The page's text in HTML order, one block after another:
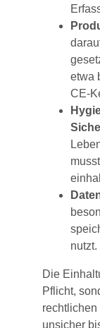
etwa
CE-
nutzt.
Die
Pflicht,
unsicher